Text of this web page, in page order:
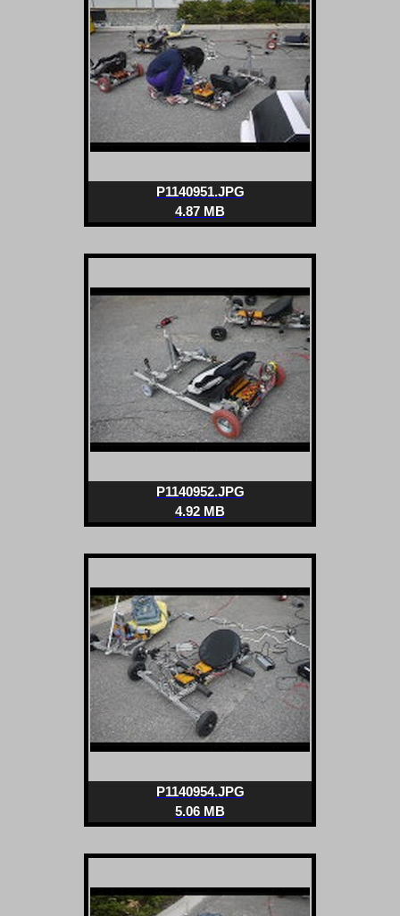
P1140951.JPG
4.87 MB
P1140952.JPG
4.92 MB
P1140954.JPG
5.06 MB